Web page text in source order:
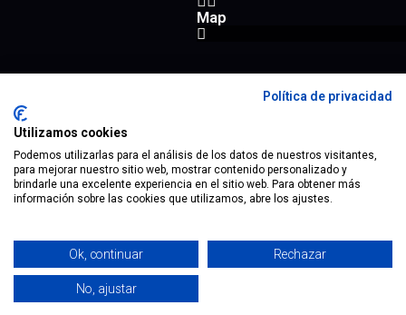
Map
® 2023 todos los derechos reservados.
Mapa Web Aviso Legal Términos Política de Privacidad
Política de Cookies
Política de privacidad
Utilizamos cookies
Podemos utilizarlas para el análisis de los datos de nuestros visitantes,
para mejorar nuestro sitio web, mostrar contenido personalizado y
brindarle una excelente experiencia en el sitio web. Para obtener más
información sobre las cookies que utilizamos, abre los ajustes.
Ok, continuar Rechazar
No, ajustar